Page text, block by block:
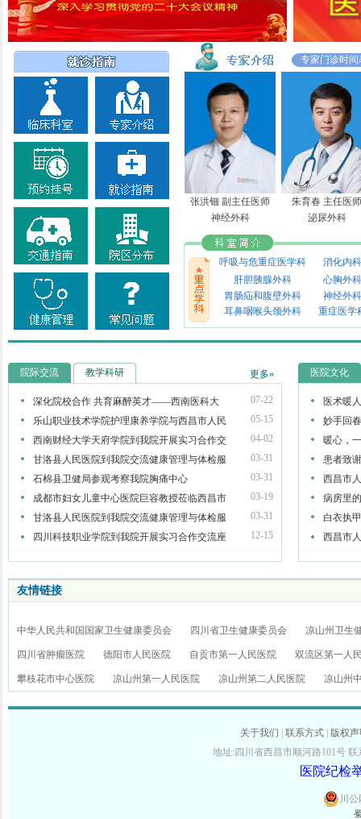
专家门诊时间
魏强 主任医师
泌尿外科
贺勇 副主任医师
心血管内科
张洪钿 副主任医师
神经外科
朱育春 主任医师
泌尿外科
内分泌代谢科
王浩凌 主任医师
呼吸与危重症医学科
黄林 主任医师
消化内科
心血管内科
心血管内科
呼吸与危重症医学科
消化内科
肝胆胰腺外科
心胸外科
胃肠疝和腹壁外科
神经外科
耳鼻咽喉头颈外科
重症医学
院际交流 教学科研 更多»
07-22
深化院校合作 共育麻醉英才——西南医科大
05-15
乐山职业技术学院护理康养学院与西昌市人民
04-02
西南财经大学天府学院到我院开展实习合作交
03-31
甘洛县人民医院到我院交流健康管理与体检服
03-31
石棉县卫健局参观考察我院胸痛中心
03-19
成都市妇女儿童中心医院巨容教授莅临西昌市
03-31
甘洛县人民医院到我院交流健康管理与体检服
12-15
四川科技职业学院到我院开展实习合作交流座
医院文化
医术暖
妙手回
暖心，
患者致
西昌市
病房里
白衣执
西昌市
友情链接
中华人民共和国国家卫生健康委员会 四川省卫生健康委员会 凉山州卫生
四川省肿瘤医院 德阳市人民医院 自贡市第一人民医院 双流区第一人
攀枝花市中心医院 凉山州第一人民医院 凉山州第二人民医院 凉山州
关于我们 联系方式
版权
地址:四川省西昌市顺河路101号 联
医院纪检
川公